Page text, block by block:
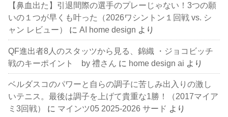
【鼻血出た】引退間際の選手のプレーじゃない！3つの願
いの１つが早くも叶った（2026ワシントン１回戦 vs. シ
ャン レビュー）
にAI home design より
QF進出者8人のスタッツから見る、錦織 ・ジョコビッチ
戦のキーポイント by 禮さん に home design ai より
ベルダスコのパワーと自らの調子に苦しみ出入りの激し
いテニス。最後は調子を上げて貴重な1勝！（2017マイア
ミ3回戦）
に マインツ05 2025-2026 サード より